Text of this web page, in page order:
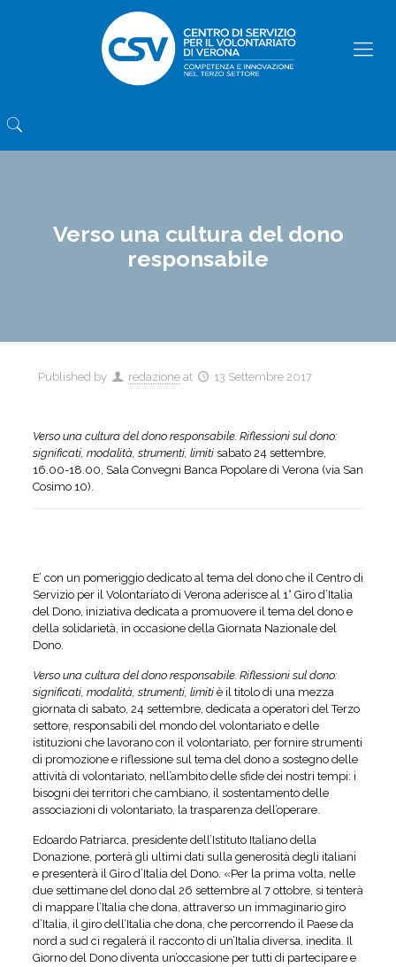
Verso una cultura del dono
responsabile
Published by redazione at 13 Settembre 2017
Verso una cultura del dono responsabile. Riflessioni sul dono:
significati, modalità, strumenti, limitisabato 24 settembre,
16.00-18.00, Sala Convegni Banca Popolare di Verona (via San
Cosimo 10).
E’ con un pomeriggio dedicato al tema del dono che il Centro di
Servizio per il Volontariato di Verona aderisce al 1° Giro d’Italia
del Dono, iniziativa dedicata a promuovere il tema del dono e
della solidarietà, in occasione della Giornata Nazionale del
Dono.
Verso una cultura del dono responsabile. Riflessioni sul dono:
significati, modalità, strumenti, limitiè il titolo di una mezza
giornata di sabato, 24 settembre, dedicata a operatori del Terzo
settore, responsabili del mondo del volontariato e delle
istituzioni che lavorano con il volontariato, per fornire strumenti
di promozione e riflessione sul tema del dono a sostegno delle
attività di volontariato, nell’ambito delle sfide dei nostri tempi: i
bisogni dei territori che cambiano, il sostentamento delle
associazioni di volontariato, la trasparenza dell’operare.
Edoardo Patriarca, presidente dell’Istituto Italiano della
Donazione, porterà gli ultimi dati sulla generosità degli italiani
e presenterà il Giro d’Italia del Dono. «Per la prima volta, nelle
due settimane del dono dal 26 settembre al 7 ottobre, si tenterà
di mappare l’Italia che dona, attraverso un immaginario giro
d’Italia, il giro dell’Italia che dona, che percorrendo il Paese da
nord a sud ci regalerà il racconto di un’Italia diversa, inedita. Il
Giorno del Dono diventa un’occasione per tutti di partecipare e